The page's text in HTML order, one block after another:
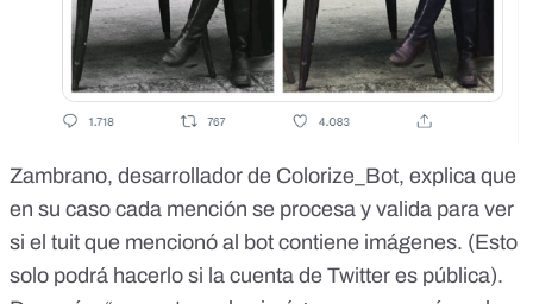
Zambrano, desarrollador de Colorize_Bot, explica que
en su caso cada mención se procesa y valida para ver
si el tuit que mencionó al bot contiene imágenes. (Esto
solo podrá hacerlo si la cuenta de Twitter es pública).